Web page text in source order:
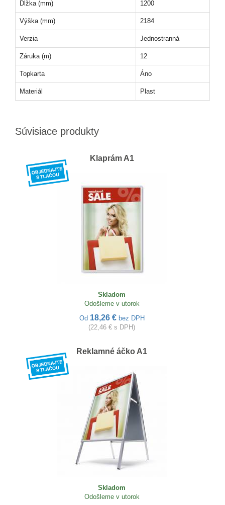
Dĺžka (mm) 1200
Výška (mm) 2184
Verzia Jednostranná
Záruka (m) 12
Topkarta Áno
Materiál Plast
Súvisiace produkty
Klaprám A1
Skladom
Odošleme v utorok
Od 18,26 € bez DPH
(22,46 € s DPH)
Reklamné áčko A1
Skladom
Odošleme v utorok